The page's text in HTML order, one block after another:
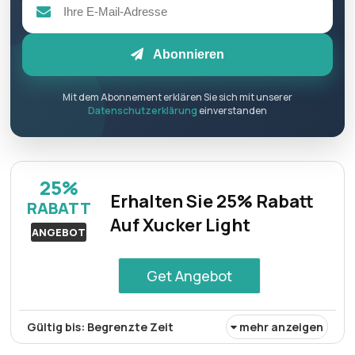
Abonnieren
Mit dem Abonnement erklären Sie sich mit unserer
Datenschutzerklärung einverstanden
25%
RABATT
ANGEBOT
Erhalten Sie 25% Rabatt
Auf Xucker Light
Get Angebot
Gültig bis: Begrenzte Zeit mehr anzeigen